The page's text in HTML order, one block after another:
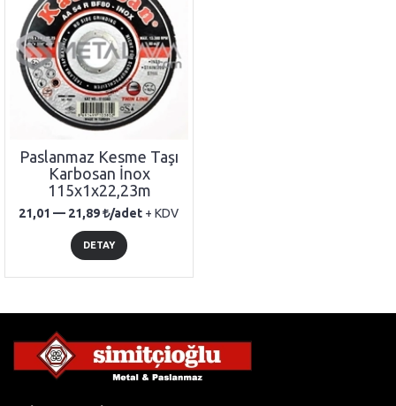
Paslanmaz Kesme Taşı
Karbosan İnox
115x1x22,23m
21,01 — 21,89 /adet+ KDV
DETAY